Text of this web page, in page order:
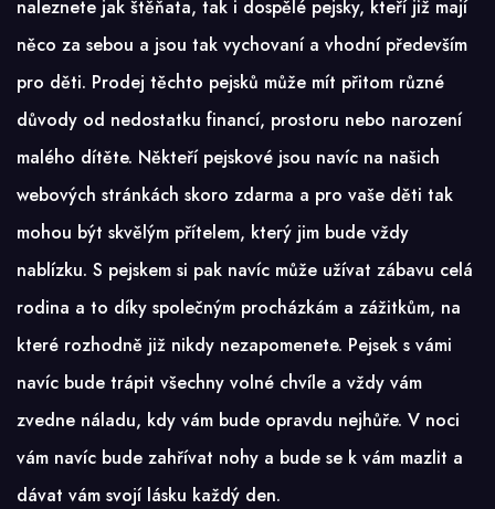
naleznete jak štěňata, tak i dospělé pejsky, kteří již mají
něco za sebou a jsou tak vychovaní a vhodní především
pro děti. Prodej těchto pejsků může mít přitom různé
důvody od nedostatku financí, prostoru nebo narození
malého dítěte. Někteří pejskové jsou navíc na našich
webových stránkách skoro zdarma a pro vaše děti tak
mohou být skvělým přítelem, který jim bude vždy
nablízku. S pejskem si pak navíc může užívat zábavu celá
rodina a to díky společným procházkám a zážitkům, na
které rozhodně již nikdy nezapomenete. Pejsek s vámi
navíc bude trápit všechny volné chvíle a vždy vám
zvedne náladu, kdy vám bude opravdu nejhůře. V noci
vám navíc bude zahřívat nohy a bude se k vám mazlit a
dávat vám svojí lásku každý den.